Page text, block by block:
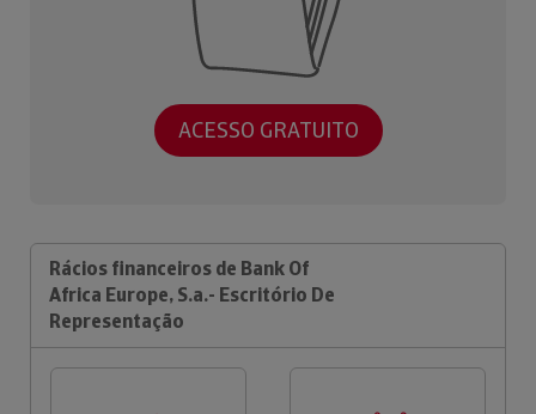
ACESSO GRATUITO
Rácios financeiros de Bank Of
Africa Europe, S.a.- Escritório De
Representação